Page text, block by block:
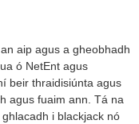
aip agus a gheobhadh
ó NetEnt agus
beir thraidisiúnta agus
agus fuaim ann. Tá na
i blackjack nó